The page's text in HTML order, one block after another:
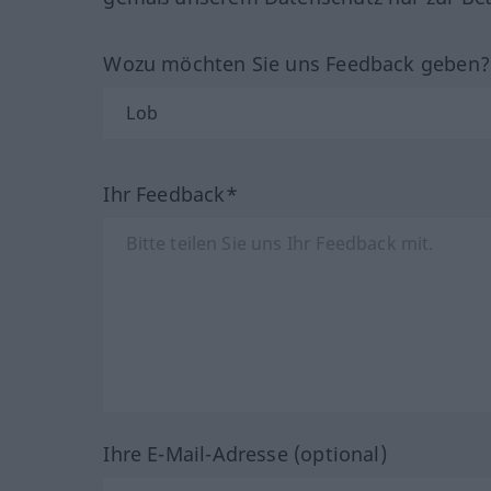
Wozu möchten Sie uns Feedback
Ihr Feedback*
Ihre E-Mail-Adresse (optional)